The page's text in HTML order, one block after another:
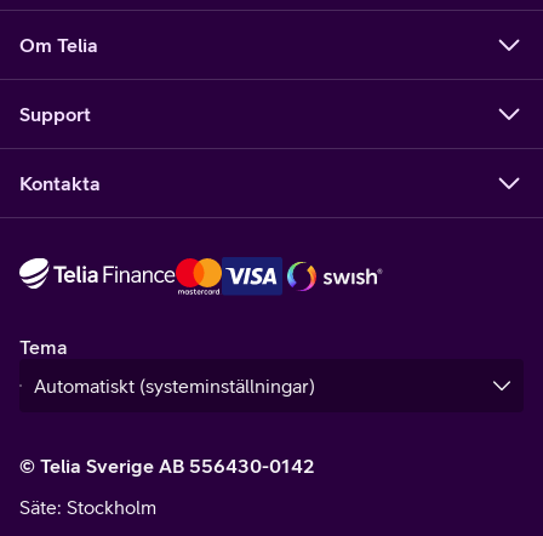
Om Telia
Support
Kontakta
Tema
© Telia Sverige AB 556430-0142
Säte: Stockholm